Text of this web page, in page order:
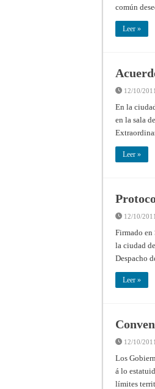
común
Leer »
12/10/2011
En la
en la sala
Leer »
12/10/2011
Firmado en
la ciudad
Despacho
Leer »
12/10/2011
Los
á lo
límites